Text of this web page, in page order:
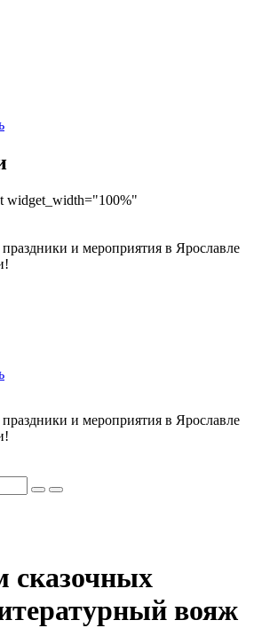
widget_width="100%"
и мероприятия в Ярославле
и мероприятия в Ярославле
сказочных
вояж